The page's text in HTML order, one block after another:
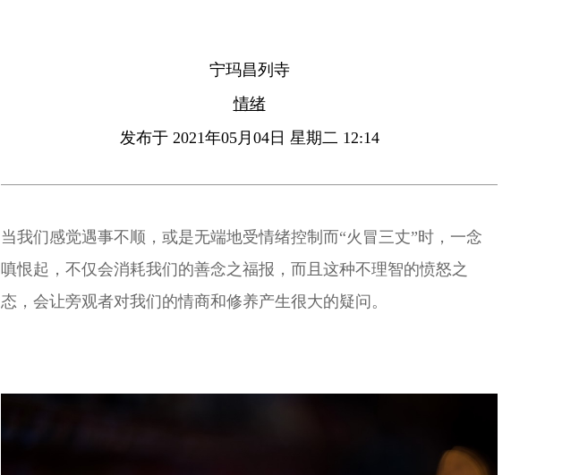
宁玛昌列寺
情绪
发布于 2021年05月04日 星期二 12:14
当我们感觉遇事不顺，或是无端地受情绪控制而“火冒三丈”时，一念
嗔恨起，不仅会消耗我们的善念之福报，而且这种不理智的愤怒之
态，会让旁观者对我们的情商和修养产生很大的疑问。